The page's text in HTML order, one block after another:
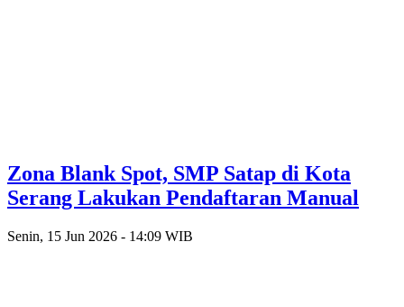
Zona Blank Spot, SMP Satap di Kota
Serang Lakukan Pendaftaran Manual
Senin, 15 Jun 2026 - 14:09 WIB